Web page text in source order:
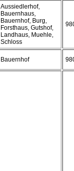
Aussiedlerhof,
Bauernhaus,
Bauernhof, Burg,
Forsthaus, Gutshof,
Landhaus, Muehle,
Schloss
Bauernhof